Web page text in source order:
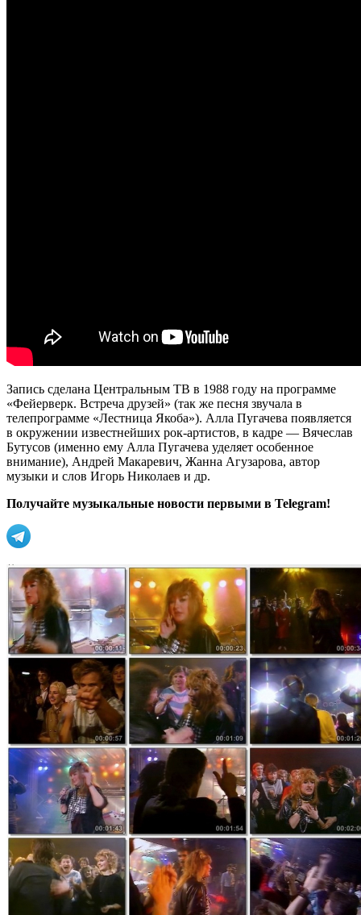
Запись сделана Центральным ТВ в 1988 году на программе
«Фейерверк. Встреча друзей» (так же песня звучала в
телепрограмме «Лестница Якоба»). Алла Пугачева появляется
в окружении известнейших рок-артистов, в кадре — Вячеслав
Бутусов (именно ему Алла Пугачева уделяет особенное
внимание), Андрей Макаревич, Жанна Агузарова, автор
музыки и слов Игорь Николаев и др.
Получайте музыкальные новости первыми в Telegram!